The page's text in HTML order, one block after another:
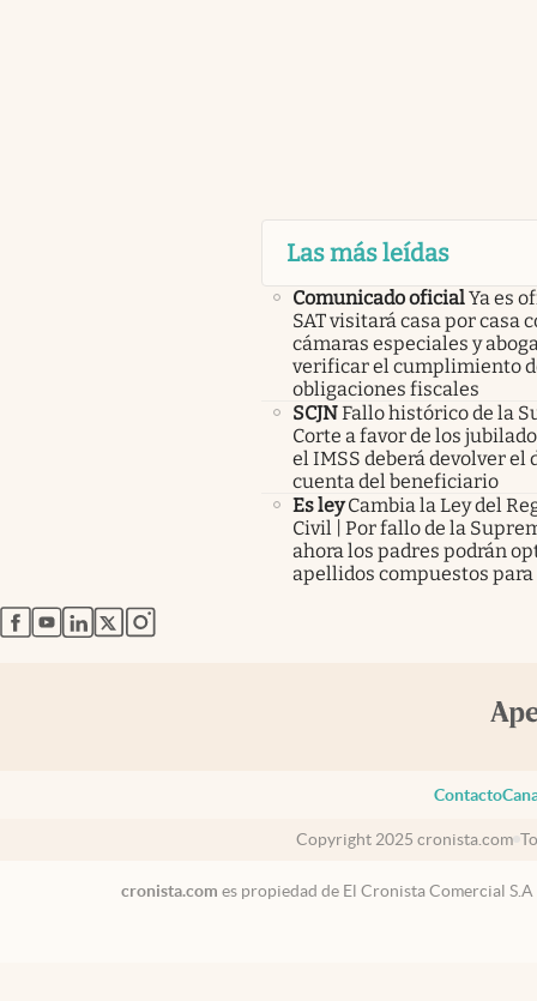
Las más leídas
Comunicado oficialYa es
SAT visitará casa por casa
cámaras especiales y
verificar el cumplimiento
obligaciones fiscales
SCJNFallo histórico de la
Corte a favor de los
el IMSS deberá devolver el
cuenta del beneficiario
Es ley Cambia la Ley del
Civil | Por fallo de la
ahora los padres podrán
apellidos compuestos para
abre en nueva pestaña
abre en nueva pestaña
abre en nueva pestaña
abre en nueva pestaña
abre en nueva pestaña
Contacto
Copyright 2025 cronista.com
cronista.com es propiedad de El Cronista Comercial